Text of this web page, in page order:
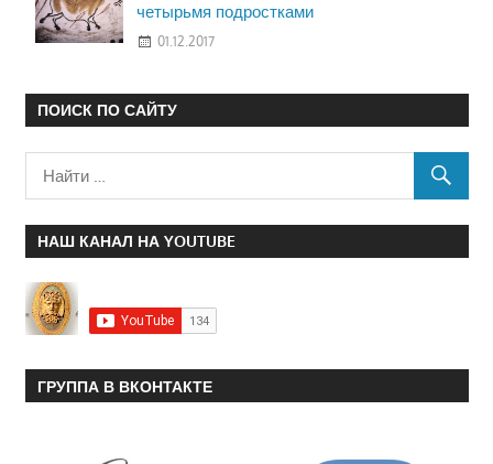
четырьмя подростками
01.12.2017
ПОИСК ПО САЙТУ
НАШ КАНАЛ НА YOUTUBE
ГРУППА В ВКОНТАКТЕ